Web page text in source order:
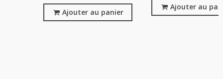
Ajouter au panier
Ajouter au